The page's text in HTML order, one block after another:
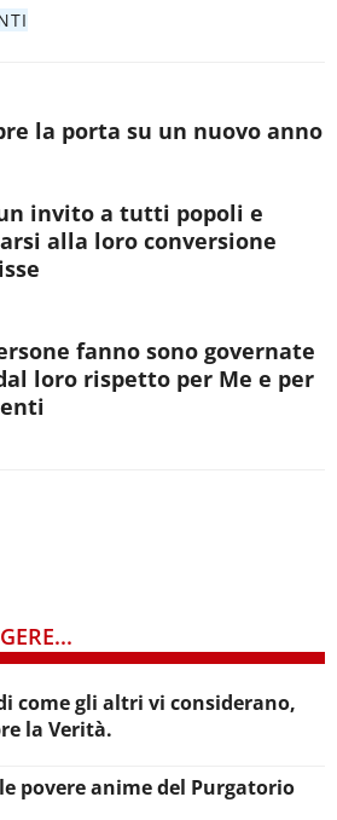
la porta su un nuovo anno
invito a tutti popoli e
alla loro conversione
fanno sono governate
loro rispetto per Me e per
come gli altri vi considerano,
la Verità.
povere anime del Purgatorio